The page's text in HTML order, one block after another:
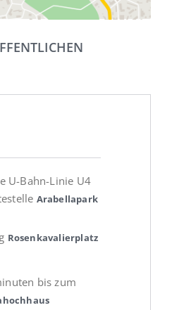
U-Bahn-Linie U4
Arabellapark
Rosenkavalierplatz
bis zum